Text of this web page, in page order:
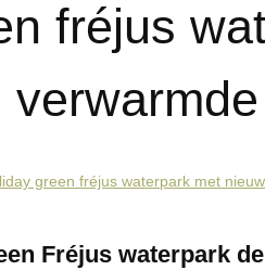
fréjus
green fréjus waterpark met
Fréjus waterpark